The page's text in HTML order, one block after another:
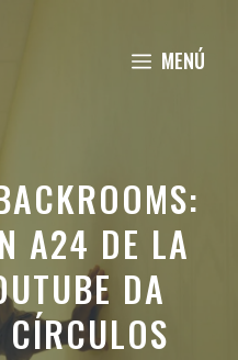
MENÚ
A24 DE LA
DA